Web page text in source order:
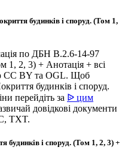
будинків і споруд. (Том 1,
по ДБН В.2.6-14-97
1, 2, 3) + Анотація + всі
CC BY та OGL. Щоб
будинків і споруд.
перейдіть за ᐉ цим
довідкові документи
TXT.
будинків і споруд. (Том 1, 2, 3) +